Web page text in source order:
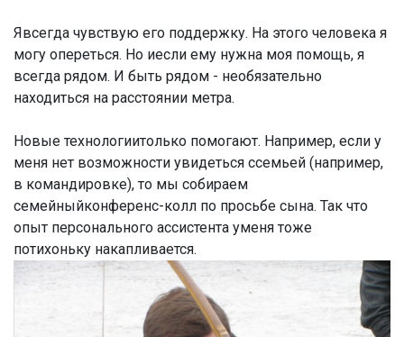
Явсегда чувствую его поддержку. На этого человека я
могу опереться. Но иесли ему нужна моя помощь, я
всегда рядом. И быть рядом - необязательно
находиться на расстоянии метра.
Новые технологиитолько помогают. Например, если у
меня нет возможности увидеться ссемьей (например,
в командировке), то мы собираем
семейныйконференс-колл по просьбе сына. Так что
опыт персонального ассистента уменя тоже
потихоньку накапливается.